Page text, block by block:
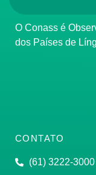
O Conass é Observador Consultivo da Comunidade
dos Países de
CONTATO
(61) 3222-3000